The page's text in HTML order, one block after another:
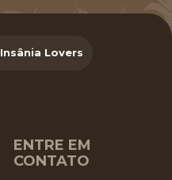
Insânia Lovers
ENTRE EM
CONTATO